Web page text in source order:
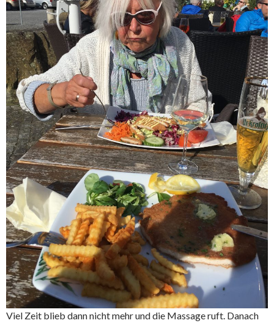
Viel Zeit blieb dann nicht mehr und die Massage ruft. Danach